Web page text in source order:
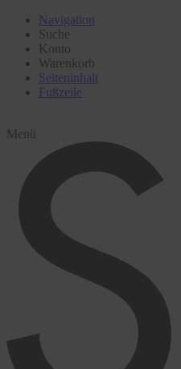
Navigation
Suche
Konto
Warenkorb
Seiteninhalt
Fußzeile
Menü